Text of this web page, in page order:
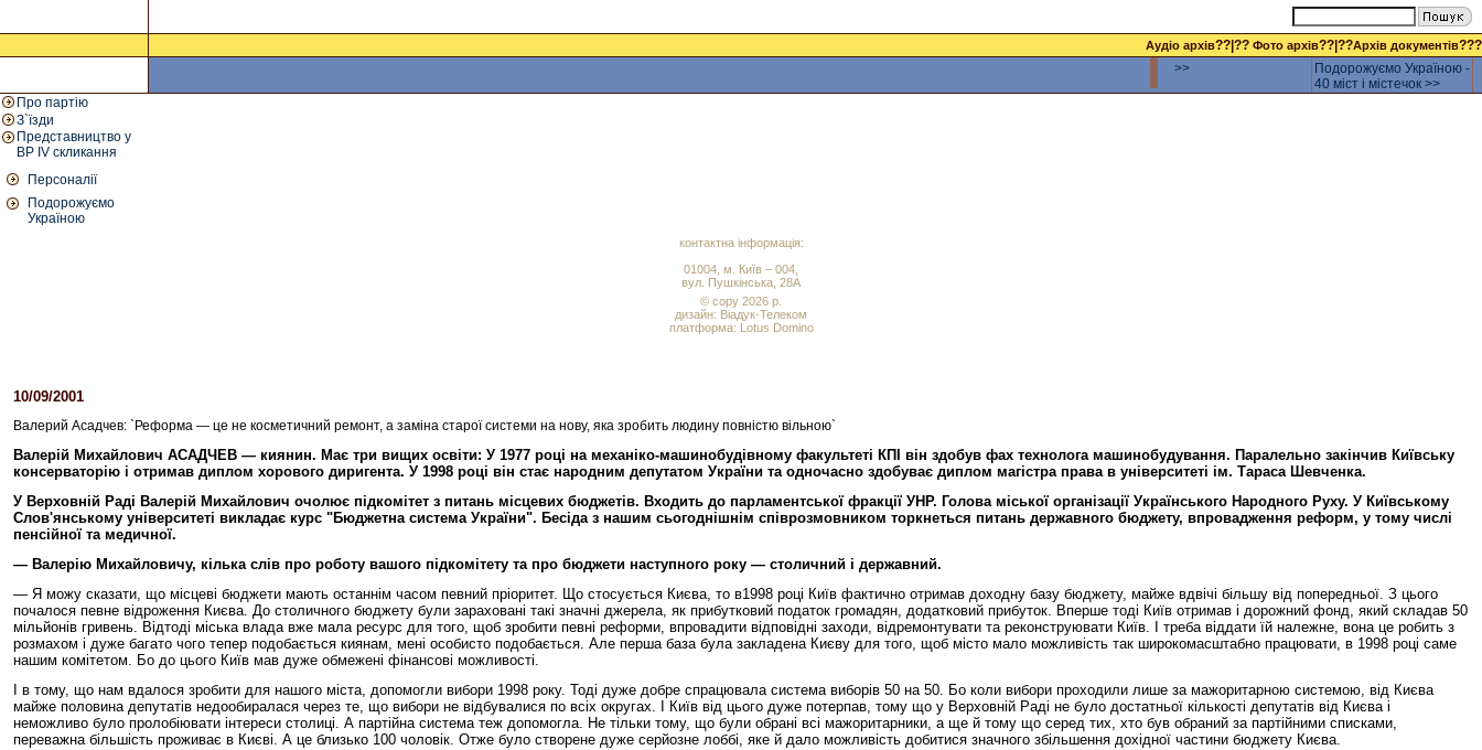
Аудіо архів??|?? Фото архів??|??Архів документів???
>>
Подорожуємо Україною -
40 міст і містечок >>
Про партію
З`їзди
Представництво у
ВР IV скликання
Персоналії
Подорожуємо
Україною
контактна інформація:
01004, м. Київ – 004,
вул. Пушкінська, 28А
© copy 2026 р.
дизайн: Віадук-Телеком
платформа: Lotus Domino
10/09/2001
Валерий Асадчев: `Реформа — це не косметичний ремонт, а заміна старої системи на нову, яка зробить людину повністю вільною`
Валерій Михайлович АСАДЧЕВ — киянин. Має три вищих освіти: У 1977 році на механіко-машинобудівному факультеті КПІ він здобув фах технолога машинобудування. Паралельно закінчив Київську
консерваторію і отримав диплом хорового диригента. У 1998 році він стає народним депутатом України та одночасно здобуває диплом магістра права в університеті ім. Тараса Шевченка.
У Верховній Раді Валерій Михайлович очолює підкомітет з питань місцевих бюджетів. Входить до парламентської фракції УНР. Голова міської організації Українського Народного Руху. У Київському
Слов'янському університеті викладає курс "Бюджетна система України". Бесіда з нашим сьогоднішнім співрозмовником торкнеться питань державного бюджету, впровадження реформ, у тому числі
пенсійної та медичної.
— Валерію Михайловичу, кілька слів про роботу вашого підкомітету та про бюджети наступного року — столичний і державний.
— Я можу сказати, що місцеві бюджети мають останнім часом певний пріоритет. Що стосується Києва, то в1998 році Київ фактично отримав доходну базу бюджету, майже вдвічі більшу від попередньої. З цього
почалося певне відроження Києва. До столичного бюджету були зараховані такі значні джерела, як прибутковий податок громадян, додатковий прибуток. Вперше тоді Київ отримав і дорожний фонд, який складав 50
мільйонів гривень. Відтоді міська влада вже мала ресурс для того, щоб зробити певні реформи, впровадити відповідні заходи, відремонтувати та реконструювати Київ. І треба віддати їй належне, вона це робить з
розмахом і дуже багато чого тепер подобається киянам, мені особисто подобається. Але перша база була закладена Києву для того, щоб місто мало можливість так широкомасштабно працювати, в 1998 році саме
нашим комітетом. Бо до цього Київ мав дуже обмежені фінансові можливості.
І в тому, що нам вдалося зробити для нашого міста, допомогли вибори 1998 року. Тоді дуже добре спрацювала система виборів 50 на 50. Бо коли вибори проходили лише за мажоритарною системою, від Києва
майже половина депутатів недообиралася через те, що вибори не відбувалися по всіх округах. І Київ від цього дуже потерпав, тому що у Верховній Раді не було достатньої кількості депутатів від Києва і
неможливо було пролобіювати інтереси столиці. А партійна система теж допомогла. Не тільки тому, що були обрані всі мажоритарники, а ще й тому що серед тих, хто був обраний за партійними списками,
переважна більшість проживає в Києві. А це близько 100 чоловік. Отже було створене дуже серйозне лоббі, яке й дало можливість добитися значного збільшення дохідної частини бюджету Києва.